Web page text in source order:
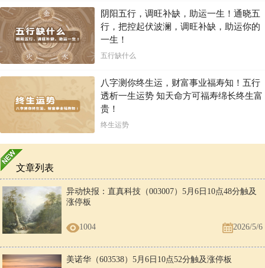
阴阳五行，调旺补缺，助运一生！通晓五
行，把控起伏波澜，调旺补缺，助运你的
一生！
五行缺什么
八字测你终生运，财富事业福寿知！五行
透析一生运势 知天命方可福寿绵长终生富
贵！
终生运势
文章列表
异动快报：直真科技（003007）5月6日10点48分触及
涨停板
1004 2026/5/6
美诺华（603538）5月6日10点52分触及涨停板